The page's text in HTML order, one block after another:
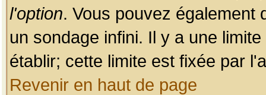
l'option. Vous pouvez également
un sondage infini. Il y a une
établir; cette limite est fixée par
Revenir en haut de page